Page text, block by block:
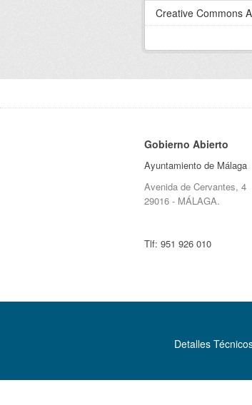
Creative Commons
Gobierno Abierto
Ayuntamiento de Málaga
Avenida de Cervantes, 4
29016 - MÁLAGA.
Tlf: 951 926 010
Detalles